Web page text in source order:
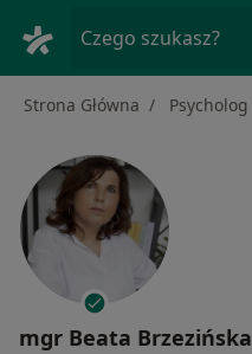
Czego szukasz?
Strona Główna Psycholog
mgr Beata Brzezińska